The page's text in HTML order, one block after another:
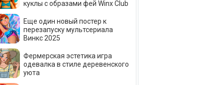
куклы с образами фей Winx Club
Еще один новый постер к
перезапуску мультсериала
Винкс 2025
Фермерская эстетика игра
одевалка в стиле деревенского
уюта